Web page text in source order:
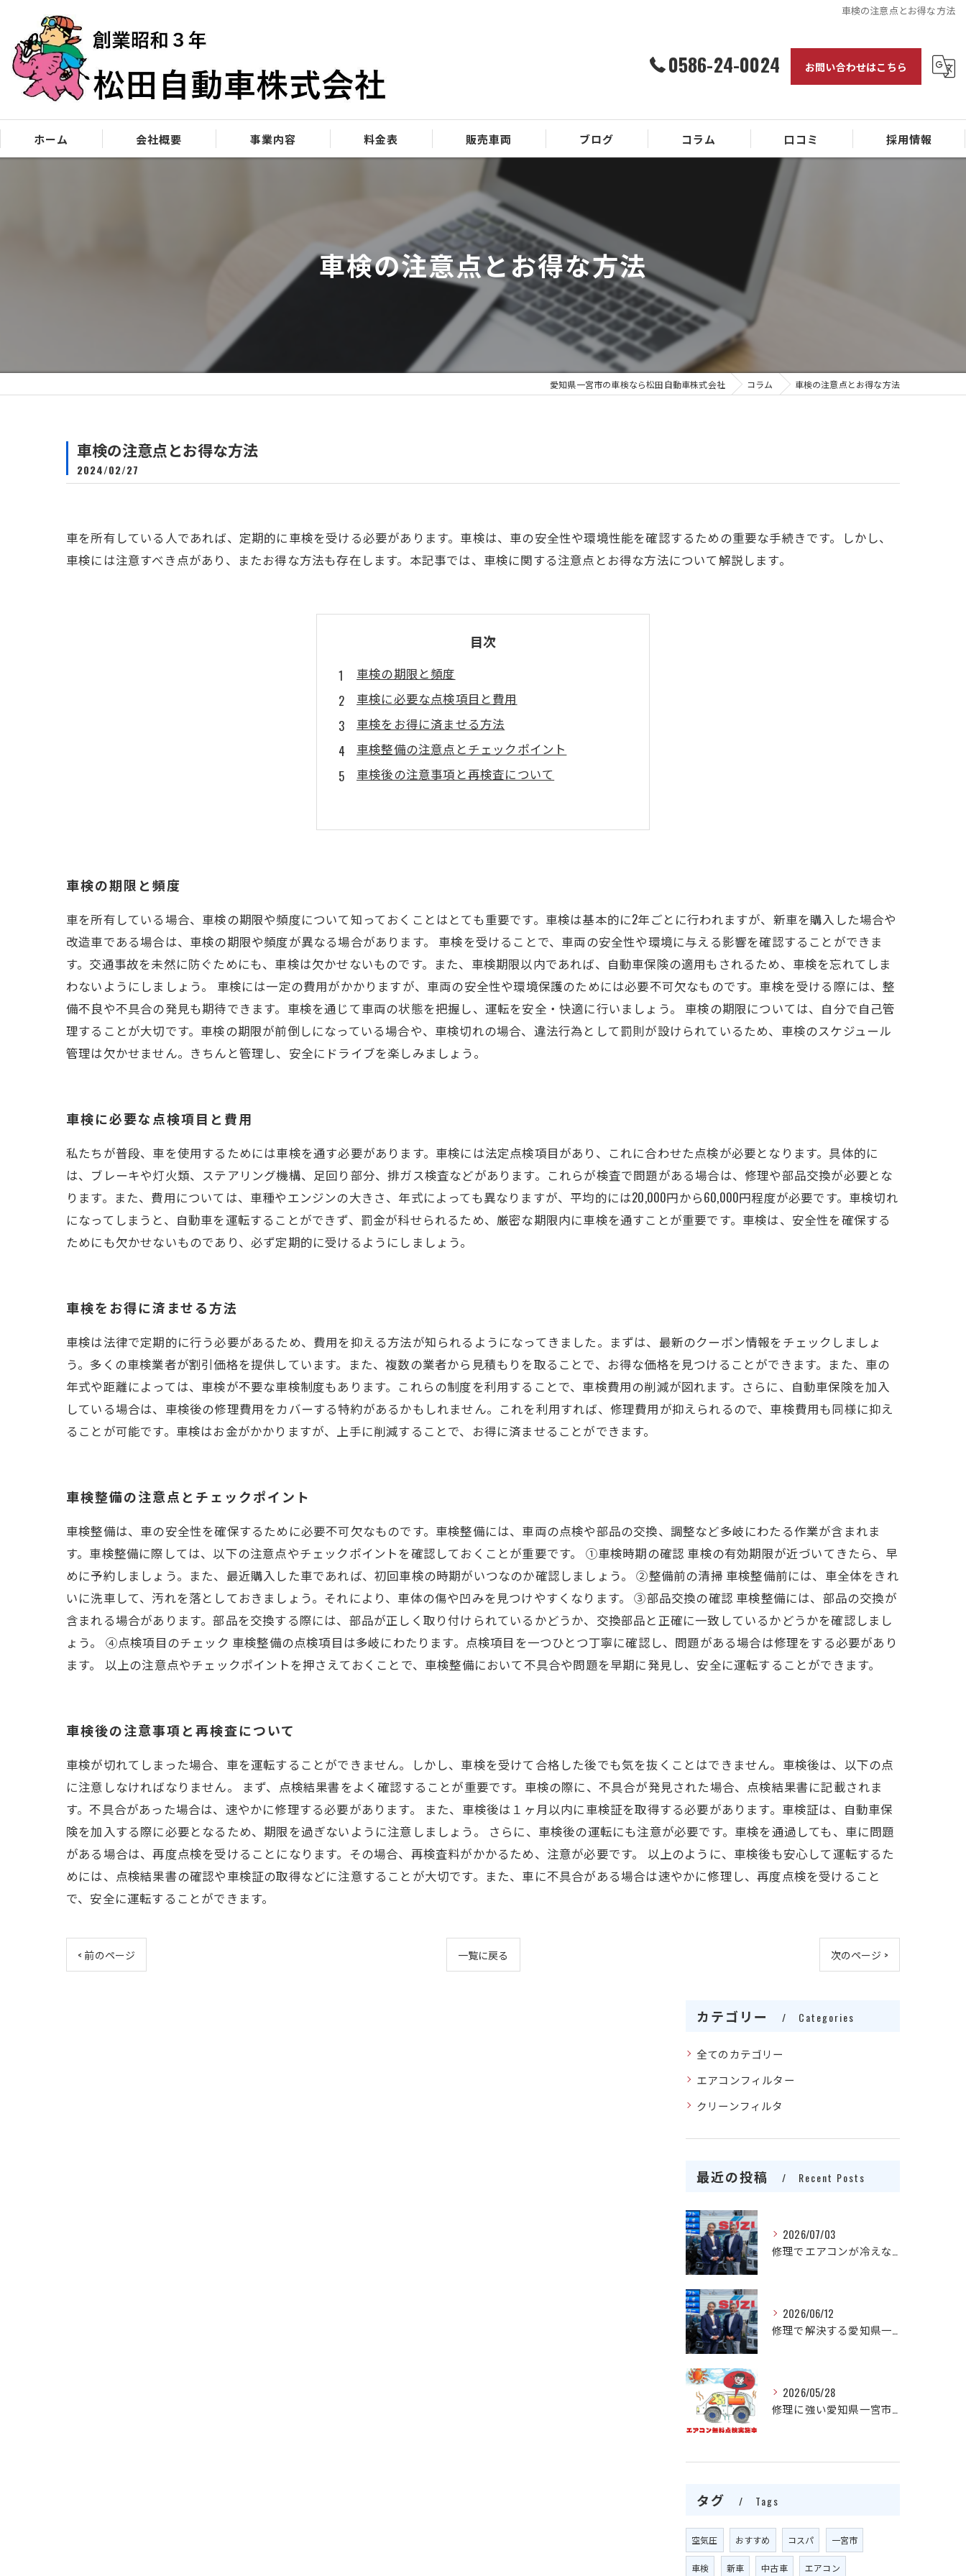
車検の注意点とお得な方法
0586-24-0024 お問い合わせはこちら
ホーム 会社概要 事業内容
自動車保険
料金表 販売車両 ブログ コラム 口コミ 採用情報
車検の注意点とお得な方法
愛知県一宮市の車検なら松田自動車株式会社 コラム 車検の注意点とお得な方法
車検の注意点とお得な方法
2024/02/27
車を所有している人であれば、定期的に車検を受ける必要があります。車検は、車の安全性や環境性能を確認するための重要な手続きです。しかし、
車検には注意すべき点があり、またお得な方法も存在します。本記事では、車検に関する注意点とお得な方法について解説します。
目次
車検の期限と頻度
車検に必要な点検項目と費用
車検をお得に済ませる方法
車検整備の注意点とチェックポイント
車検後の注意事項と再検査について
車検の期限と頻度
車を所有している場合、車検の期限や頻度について知っておくことはとても重要です。車検は基本的に2年ごとに行われますが、新車を購入した場合や
改造車である場合は、車検の期限や頻度が異なる場合があります。 車検を受けることで、車両の安全性や環境に与える影響を確認することができま
す。交通事故を未然に防ぐためにも、車検は欠かせないものです。また、車検期限以内であれば、自動車保険の適用もされるため、車検を忘れてしま
わないようにしましょう。 車検には一定の費用がかかりますが、車両の安全性や環境保護のためには必要不可欠なものです。車検を受ける際には、整
備不良や不具合の発見も期待できます。車検を通じて車両の状態を把握し、運転を安全・快適に行いましょう。 車検の期限については、自分で自己管
理することが大切です。車検の期限が前倒しになっている場合や、車検切れの場合、違法行為として罰則が設けられているため、車検のスケジュール
管理は欠かせません。きちんと管理し、安全にドライブを楽しみましょう。
車検に必要な点検項目と費用
私たちが普段、車を使用するためには車検を通す必要があります。車検には法定点検項目があり、これに合わせた点検が必要となります。具体的に
は、ブレーキや灯火類、ステアリング機構、足回り部分、排ガス検査などがあります。これらが検査で問題がある場合は、修理や部品交換が必要とな
ります。また、費用については、車種やエンジンの大きさ、年式によっても異なりますが、平均的には20,000円から60,000円程度が必要です。車検切れ
になってしまうと、自動車を運転することができず、罰金が科せられるため、厳密な期限内に車検を通すことが重要です。車検は、安全性を確保する
ためにも欠かせないものであり、必ず定期的に受けるようにしましょう。
車検をお得に済ませる方法
車検は法律で定期的に行う必要があるため、費用を抑える方法が知られるようになってきました。まずは、最新のクーポン情報をチェックしましょ
う。多くの車検業者が割引価格を提供しています。また、複数の業者から見積もりを取ることで、お得な価格を見つけることができます。また、車の
年式や距離によっては、車検が不要な車検制度もあります。これらの制度を利用することで、車検費用の削減が図れます。さらに、自動車保険を加入
している場合は、車検後の修理費用をカバーする特約があるかもしれません。これを利用すれば、修理費用が抑えられるので、車検費用も同様に抑え
ることが可能です。車検はお金がかかりますが、上手に削減することで、お得に済ませることができます。
車検整備の注意点とチェックポイント
車検整備は、車の安全性を確保するために必要不可欠なものです。車検整備には、車両の点検や部品の交換、調整など多岐にわたる作業が含まれま
す。車検整備に際しては、以下の注意点やチェックポイントを確認しておくことが重要です。 ①車検時期の確認 車検の有効期限が近づいてきたら、早
めに予約しましょう。また、最近購入した車であれば、初回車検の時期がいつなのか確認しましょう。 ②整備前の清掃 車検整備前には、車全体をきれ
いに洗車して、汚れを落としておきましょう。それにより、車体の傷や凹みを見つけやすくなります。 ③部品交換の確認 車検整備には、部品の交換が
含まれる場合があります。部品を交換する際には、部品が正しく取り付けられているかどうか、交換部品と正確に一致しているかどうかを確認しまし
ょう。 ④点検項目のチェック 車検整備の点検項目は多岐にわたります。点検項目を一つひとつ丁寧に確認し、問題がある場合は修理をする必要があり
ます。 以上の注意点やチェックポイントを押さえておくことで、車検整備において不具合や問題を早期に発見し、安全に運転することができます。
車検後の注意事項と再検査について
車検が切れてしまった場合、車を運転することができません。しかし、車検を受けて合格した後でも気を抜くことはできません。車検後は、以下の点
に注意しなければなりません。 まず、点検結果書をよく確認することが重要です。車検の際に、不具合が発見された場合、点検結果書に記載されま
す。不具合があった場合は、速やかに修理する必要があります。 また、車検後は１ヶ月以内に車検証を取得する必要があります。車検証は、自動車保
険を加入する際に必要となるため、期限を過ぎないように注意しましょう。 さらに、車検後の運転にも注意が必要です。車検を通過しても、車に問題
がある場合は、再度点検を受けることになります。その場合、再検査料がかかるため、注意が必要です。 以上のように、車検後も安心して運転するた
めには、点検結果書の確認や車検証の取得などに注意することが大切です。また、車に不具合がある場合は速やかに修理し、再度点検を受けること
で、安全に運転することができます。
< 前のページ 一覧に戻る 次のページ >
カテゴリー Categories
全てのカテゴリー
エアコンフィルター
クリーンフィルタ
最近の投稿 Recent Posts
2026/07/03
修理でエアコンが冷えない原因を愛知県一宮市でスピード解決する方法
2026/06/12
修理で解決する愛知県一宮市の自動車エアコン不調と費用相場の見極め方
2026/05/28
修理に強い愛知県一宮市で自動車エアコンの不調をプロが迅速解決する方法
タグ Tags
空気圧 おすすめ コスパ 一宮市
車検 新車 中古車 エアコン